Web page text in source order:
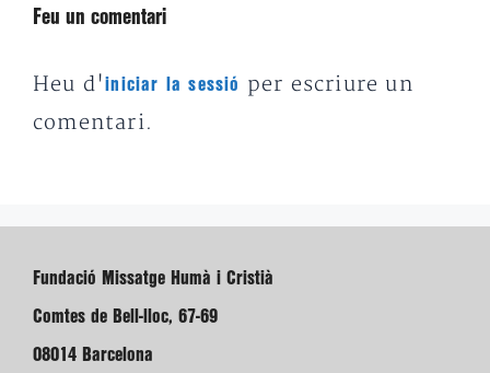
Feu un comentari
Heu d'iniciar la sessió
per escriure un
comentari.
Fundació Missatge Humà i Cristià
Comtes de Bell-lloc, 67-69
08014 Barcelona